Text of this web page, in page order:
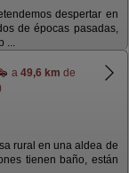
despertar en
de épocas pasadas,
...
a 49,6 km de
rural en una aldea de
tienen baño, están